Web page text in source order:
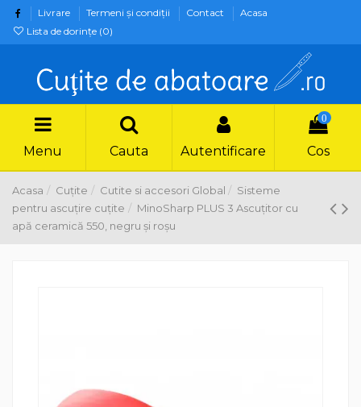
Livrare Termeni şi condiţii Contact
Acasa
Lista de dorințe (0)
Menu Cauta Autentificare
0
Cos
Acasa Cuțite Cutite si accesori Global
Sisteme
pentru ascuțire cuțite
MinoSharp PLUS 3 Ascuțitor cu
apă ceramică 550, negru și roșu